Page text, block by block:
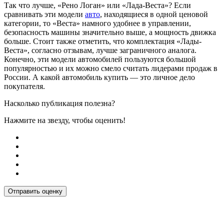
Так что лучше, «Рено Логан» или «Лада-Веста»? Если
сравнивать эти модели авто, находящиеся в одной ценовой
категории, то «Веста» намного удобнее в управлении,
безопасность машины значительно выше, а мощность движка
больше. Стоит также отметить, что комплектация «Лады-
Веста», согласно отзывам, лучше заграничного аналога.
Конечно, эти модели автомобилей пользуются большой
популярностью и их можно смело считать лидерами продаж в
России. А какой автомобиль купить — это личное дело
покупателя.
Насколько публикация полезна?
Нажмите на звезду, чтобы оценить!
Отправить оценку